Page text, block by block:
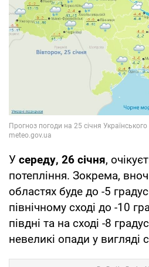
У середу, 26 січня,
потепління. Зокрема,
областях буде до -5
північному сході до -10
півдні та на сході -8
невеликі опади у вигляді